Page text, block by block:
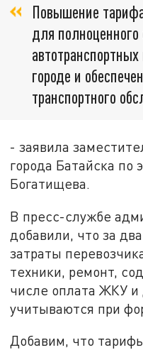
Повышение
для
городе и
транспортного
- заявила
города Батайска по
Богатищева.
В пресс-службе
добавили, что за
затраты
техники, ремонт,
числе оплата ЖКУ и
учитываются при
Добавим, что